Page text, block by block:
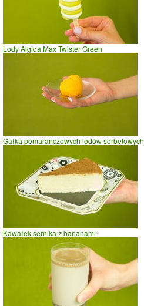
Lody Algida Max Twister Green
Gałka pomarańczowych lodów sorbetowych
Kawałek sernika z bananami